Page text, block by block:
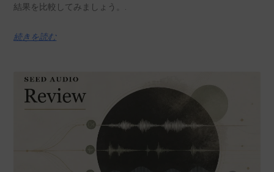
結果を比較してみましょう。.
続きを読む